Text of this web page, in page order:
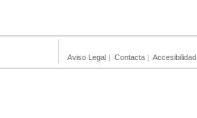
Aviso Legal | Contacta | Accesibilidad